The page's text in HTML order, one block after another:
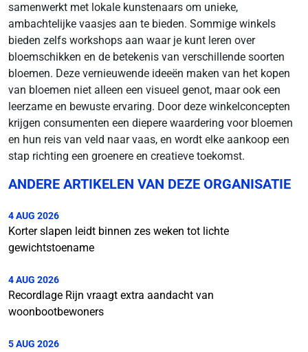
samenwerkt met lokale kunstenaars om unieke,
ambachtelijke vaasjes aan te bieden. Sommige winkels
bieden zelfs workshops aan waar je kunt leren over
bloemschikken en de betekenis van verschillende soorten
bloemen. Deze vernieuwende ideeën maken van het kopen
van bloemen niet alleen een visueel genot, maar ook een
leerzame en bewuste ervaring. Door deze winkelconcepten
krijgen consumenten een diepere waardering voor bloemen
en hun reis van veld naar vaas, en wordt elke aankoop een
stap richting een groenere en creatieve toekomst.
ANDERE ARTIKELEN VAN DEZE ORGANISATIE
4 AUG 2026
Korter slapen leidt binnen zes weken tot lichte
gewichtstoename
4 AUG 2026
Recordlage Rijn vraagt extra aandacht van
woonbootbewoners
5 AUG 2026